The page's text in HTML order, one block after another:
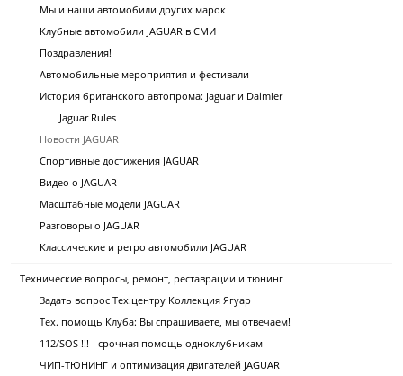
Мы и наши автомобили других марок
Клубные автомобили JAGUAR в СМИ
Поздравления!
Автомобильные мероприятия и фестивали
История британского автопрома: Jaguar и Daimler
Jaguar Rules
Новости JAGUAR
Спортивные достижения JAGUAR
Видео о JAGUAR
Масштабные модели JAGUAR
Разговоры о JAGUAR
Классические и ретро автомобили JAGUAR
Технические вопросы, ремонт, реставрации и тюнинг
Задать вопрос Тех.центру Коллекция Ягуар
Тех. помощь Клуба: Вы спрашиваете, мы отвечаем!
112/SOS !!! - срочная помощь одноклубникам
ЧИП-ТЮНИНГ и оптимизация двигателей JAGUAR